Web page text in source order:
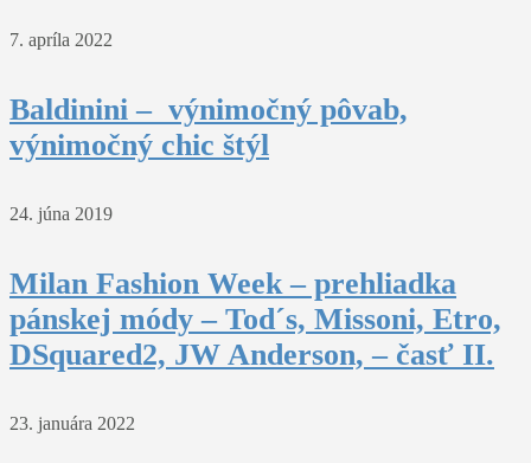
7. apríla 2022
Baldinini – výnimočný pôvab,
výnimočný chic štýl
24. júna 2019
Milan Fashion Week – prehliadka
pánskej módy – Tod´s, Missoni, Etro,
DSquared2, JW Anderson, – časť II.
23. januára 2022